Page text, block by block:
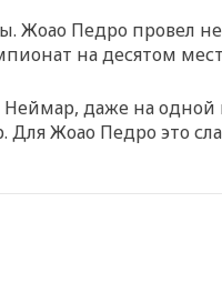
Педро провел
на десятом
даже на одной
Жоао Педро это